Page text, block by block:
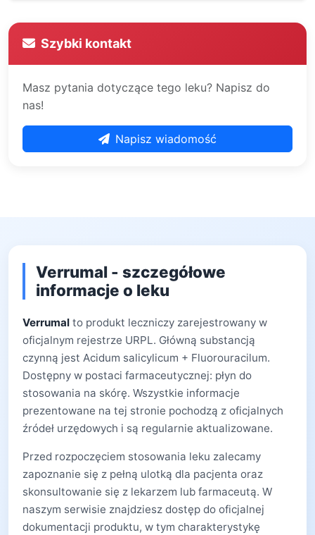
Szybki kontakt
Masz pytania dotyczące tego leku? Napisz do
nas!
Napisz wiadomość
Verrumal - szczegółowe
informacje o leku
Verrumal to produkt leczniczy zarejestrowany w
oficjalnym rejestrze URPL. Główną substancją
czynną jest Acidum salicylicum + Fluorouracilum.
Dostępny w postaci farmaceutycznej: płyn do
stosowania na skórę. Wszystkie informacje
prezentowane na tej stronie pochodzą z oficjalnych
źródeł urzędowych i są regularnie aktualizowane.
Przed rozpoczęciem stosowania leku zalecamy
zapoznanie się z pełną ulotką dla pacjenta oraz
skonsultowanie się z lekarzem lub farmaceutą. W
naszym serwisie znajdziesz dostęp do oficjalnej
dokumentacji produktu, w tym charakterystykę